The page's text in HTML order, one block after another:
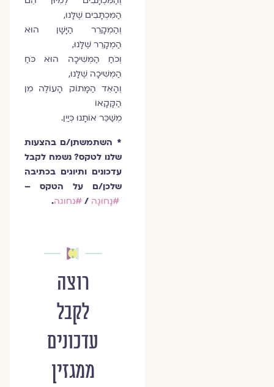
הַמִּכְתָּבִים שֶׁלָּנוּ,
וְהַמְקָרֵר הַיָּשָׁן הוּא
הַמְקָרֵר שֶׁלָּנוּ,
וְכֹחַ הַמְּשִׁיכָה הוּא כֹּחַ
הַמְּשִׁיכָה שֶׁלָּנוּ,
וְהָאֵד הַמָּתוֹק הָעוֹלֶה מִן
הַקָּקָאוֹ
מְשַׁכֵּר אוֹתָנוּ כְּיַיִן.
* השתמשתן/ם בהצעות
שלנו לטקס? נשמח לקבל
עדכונים ותיוגים בכתיבה
שלכן/ם על הטקס –
#נָחוּגָה /#נחוגה.
רוצה
לקבל
עדכונים
ממגזין